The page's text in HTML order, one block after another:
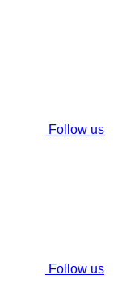
Follow us
Follow us